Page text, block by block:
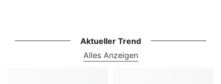
Aktueller Trend
Alles Anzeigen